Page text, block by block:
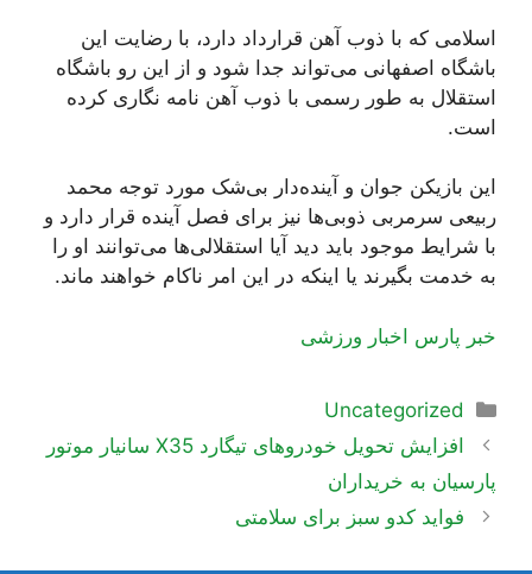
اسلامی که با ذوب آهن قرارداد دارد، با رضایت این
باشگاه اصفهانی می‌تواند جدا شود و از این رو باشگاه
استقلال به طور رسمی با ذوب آهن نامه نگاری کرده
است.
این بازیکن جوان و آینده‌دار بی‌شک مورد توجه محمد
ربیعی سرمربی ذوبی‌ها نیز برای فصل آینده قرار دارد و
با شرایط موجود باید دید آیا استقلالی‌ها می‌توانند او را
به خدمت بگیرند یا اینکه در این امر ناکام خواهند ماند.
خبر پارس اخبار ورزشی
دسته‌ها
Uncategorized
ناوبری
نوشته‌ها
افزایش تحویل خودروهای تیگارد X35 سانیار موتور
پارسیان به خریداران
فواید کدو سبز برای سلامتی